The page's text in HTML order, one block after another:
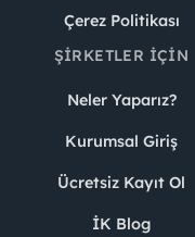
Çerez Politikası
ŞIRKETLER İÇIN
Neler Yaparız?
Kurumsal Giriş
Ücretsiz Kayıt Ol
İK Blog